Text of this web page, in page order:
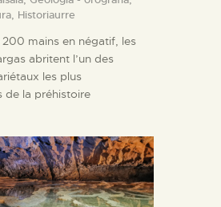
Historiaurre
mains en négatif, les
abritent l’un des
les plus
de la préhistoire